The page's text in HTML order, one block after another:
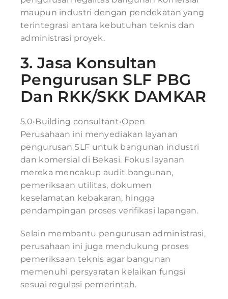
maupun industri dengan pendekatan yang
terintegrasi antara kebutuhan teknis dan
administrasi proyek.
3.Jasa Konsultan
Pengurusan SLF PBG
Dan RKK/SKK DAMKAR
5.0•Building consultant•Open
Perusahaan ini menyediakan layanan
pengurusan SLF untuk bangunan industri
dan komersial di Bekasi. Fokus layanan
mereka mencakup audit bangunan,
pemeriksaan utilitas, dokumen
keselamatan kebakaran, hingga
pendampingan proses verifikasi lapangan.
Selain membantu pengurusan administrasi,
perusahaan ini juga mendukung proses
pemeriksaan teknis agar bangunan
memenuhi persyaratan kelaikan fungsi
sesuai regulasi pemerintah.